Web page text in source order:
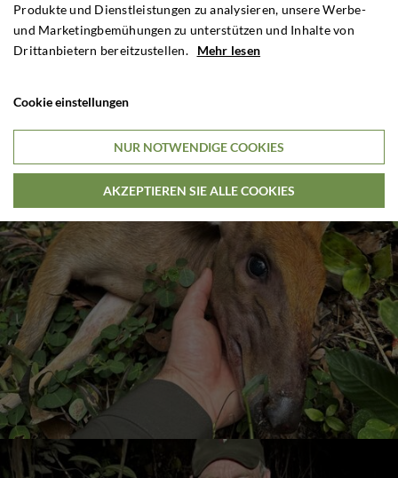
Produkte und Dienstleistungen zu analysieren, unsere Werbe-
und Marketingbemühungen zu unterstützen und Inhalte von
Drittanbietern bereitzustellen. Mehr lesen
Cookie einstellungen
NUR NOTWENDIGE COOKIES
AKZEPTIEREN SIE ALLE COOKIES